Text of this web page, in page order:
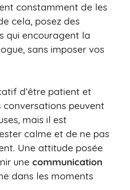
constamment de les
cela, posez des
qui encouragent la
sans imposer vos
d’être patient et
conversations peuvent
mais il est
calme et de ne pas
Une attitude posée
une communication
dans les moments